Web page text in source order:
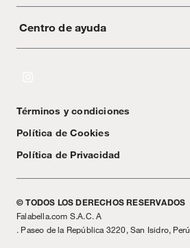
Acerca de Crate
Centro de ayuda
Textos Legales
Términos y condiciones
Política de Cookies
Política de Privacidad
© TODOS LOS DERECHOS RESERVADOS
Falabella.com S.A.C. A
. Paseo de la República 3220, San Isidro, Perú